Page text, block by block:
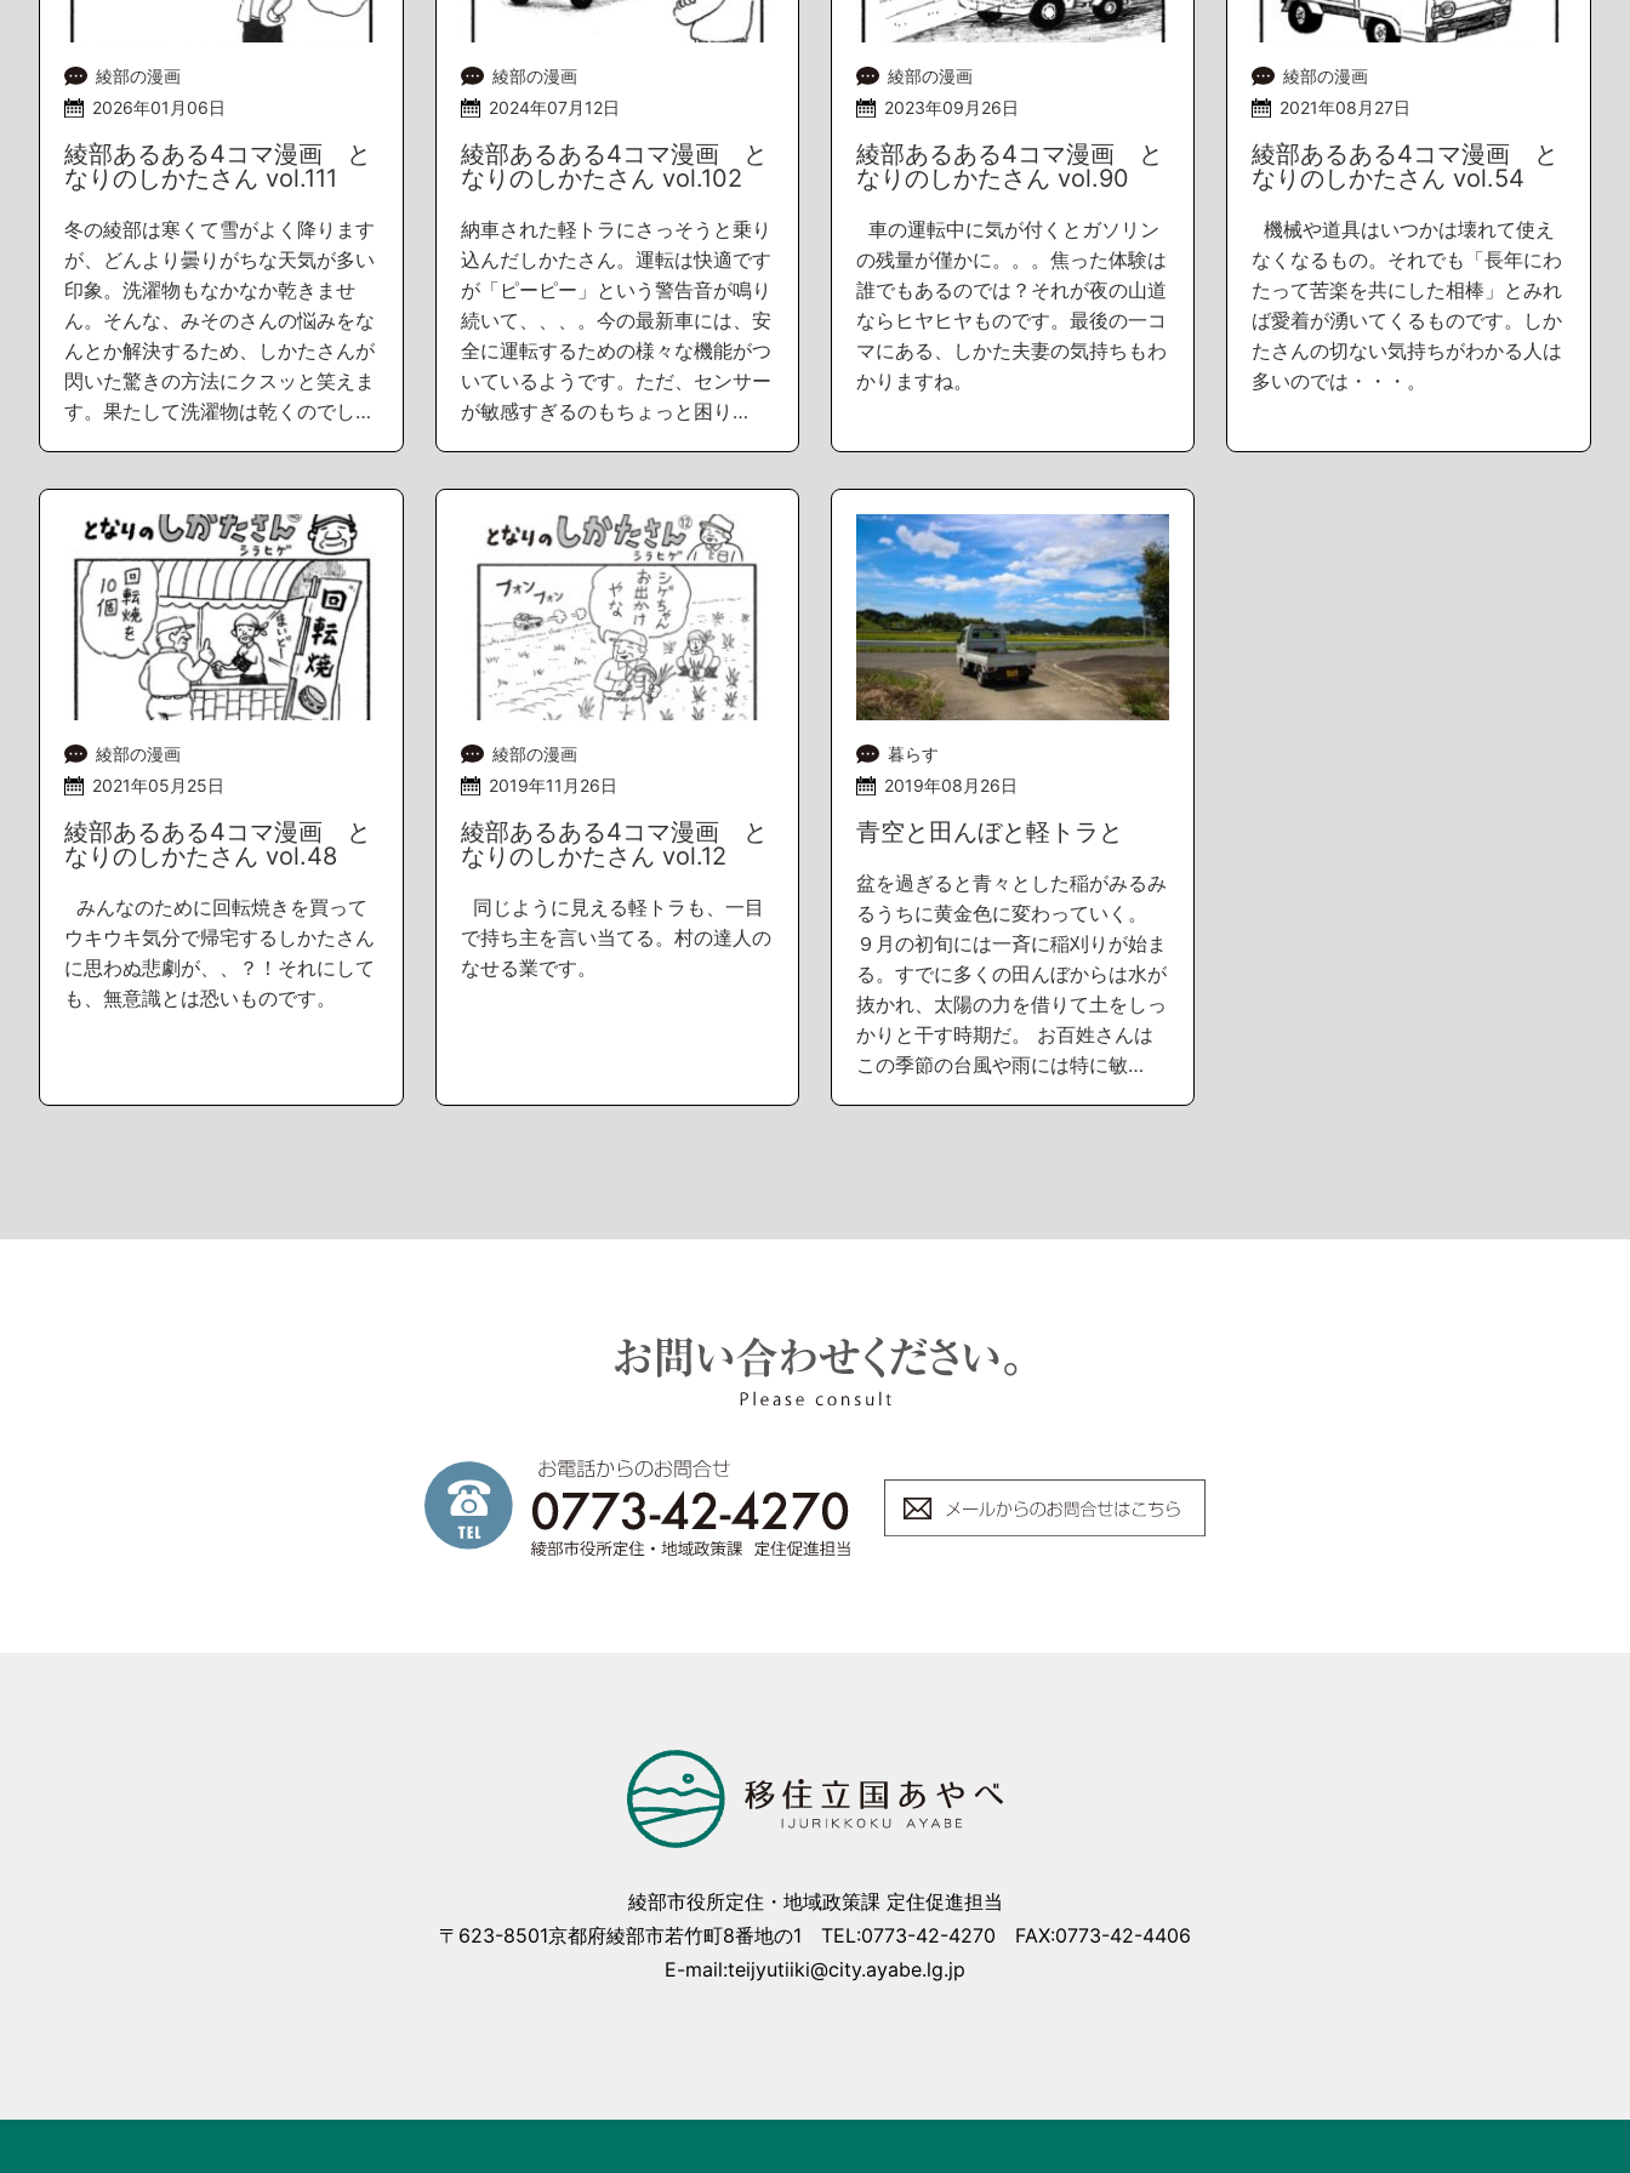
綾部の漫画
2026年01月06日
綾部あるある4コマ漫画 と
なりのしかたさん vol.111
冬の綾部は寒くて雪がよく降ります
が、どんより曇りがちな天気が多い
印象。洗濯物もなかなか乾きませ
ん。そんな、みそのさんの悩みをな
んとか解決するため、しかたさんが
閃いた驚きの方法にクスッと笑えま
す。果たして洗濯物は乾くのでし…
綾部の漫画
2024年07月12日
綾部あるある4コマ漫画 と
なりのしかたさん vol.102
納車された軽トラにさっそうと乗り
込んだしかたさん。運転は快適です
が「ピーピー」という警告音が鳴り
続いて、、、。今の最新車には、安
全に運転するための様々な機能がつ
いているようです。ただ、センサー
が敏感すぎるのもちょっと困り…
綾部の漫画
2023年09月26日
綾部あるある4コマ漫画 と
なりのしかたさん vol.90
車の運転中に気が付くとガソリン
の残量が僅かに。。。焦った体験は
誰でもあるのでは？それが夜の山道
ならヒヤヒヤものです。最後の一コ
マにある、しかた夫妻の気持ちもわ
かりますね。
綾部の漫画
2021年08月27日
綾部あるある4コマ漫画 と
なりのしかたさん vol.54
機械や道具はいつかは壊れて使え
なくなるもの。それでも「長年にわ
たって苦楽を共にした相棒」とみれ
ば愛着が湧いてくるものです。しか
たさんの切ない気持ちがわかる人は
多いのでは・・・。
綾部の漫画
2021年05月25日
綾部あるある4コマ漫画 と
なりのしかたさん vol.48
みんなのために回転焼きを買って
ウキウキ気分で帰宅するしかたさん
に思わぬ悲劇が、、？！それにして
も、無意識とは恐いものです。
綾部の漫画
2019年11月26日
綾部あるある4コマ漫画 と
なりのしかたさん vol.12
同じように見える軽トラも、一目
で持ち主を言い当てる。村の達人の
なせる業です。
暮らす
2019年08月26日
青空と田んぼと軽トラと
盆を過ぎると青々とした稲がみるみ
るうちに黄金色に変わっていく。
９月の初旬には一斉に稲刈りが始ま
る。すでに多くの田んぼからは水が
抜かれ、太陽の力を借りて土をしっ
かりと干す時期だ。 お百姓さんは
この季節の台風や雨には特に敏…
綾部市役所定住・地域政策課 定住促進担当
〒623-8501京都府綾部市若竹町8番地の1 TEL:0773-42-4270 FAX:0773-42-4406
E-mail:teijyutiiki@city.ayabe.lg.jp